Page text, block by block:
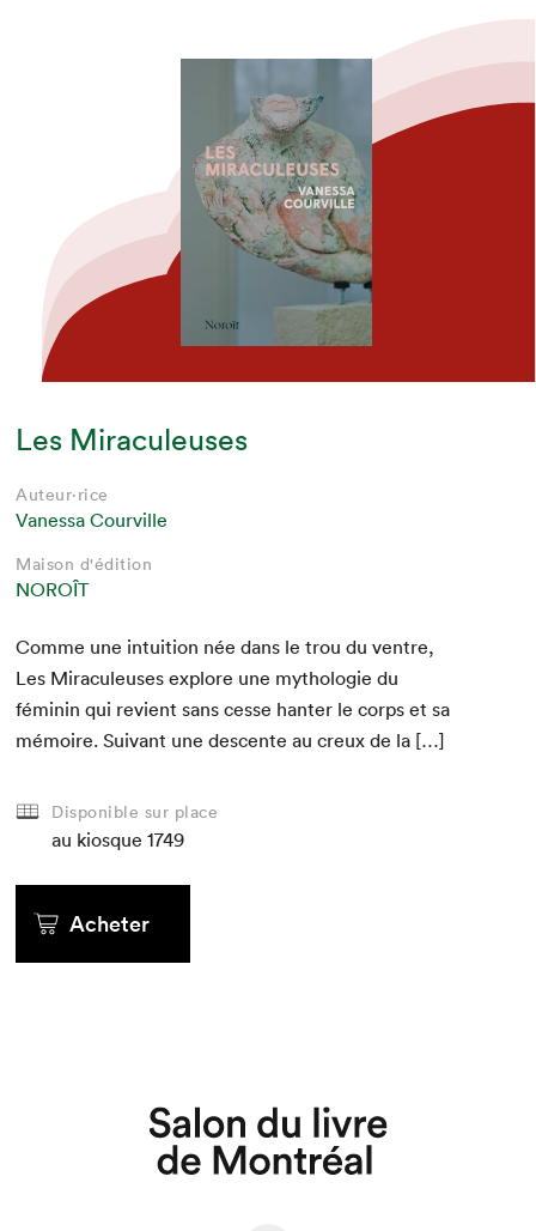
Que cherchez-vous?
Les Miraculeuses
Auteur·rice
Vanessa Courville
Maison d'édition
NOROÎT
Comme une intu­ition née dans le trou du ven­tre,
Les Mirac­uleuses explore une mytholo­gie du
féminin qui revient sans cesse hanter le corps et sa
mémoire. Suiv­ant une descente au creux de la […]
Disponible sur place
au kiosque 1749
Acheter